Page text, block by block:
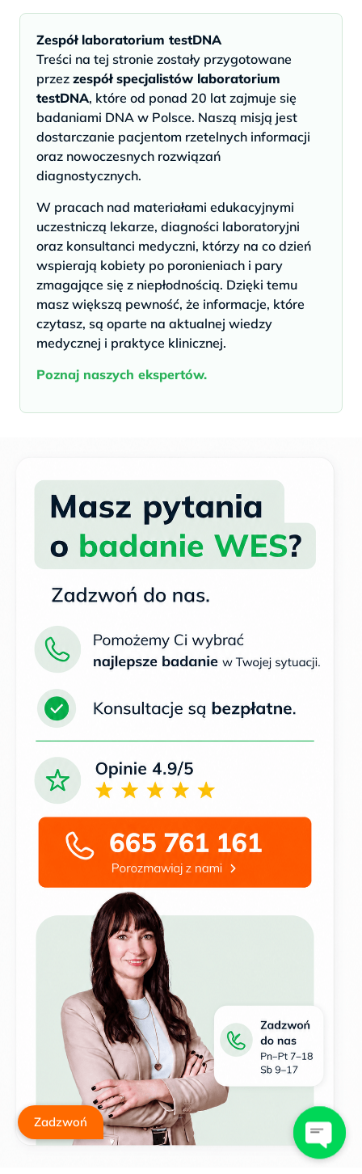
Zespół laboratorium testDNA
Treści na tej stronie zostały przygotowane
przez zespół specjalistów laboratorium
testDNA, które od ponad 20 lat zajmuje się
badaniami DNA w Polsce. Naszą misją jest
dostarczanie pacjentom rzetelnych informacji
oraz nowoczesnych rozwiązań
diagnostycznych.
W pracach nad materiałami edukacyjnymi
uczestniczą lekarze, diagności laboratoryjni
oraz konsultanci medyczni, którzy na co dzień
wspierają kobiety po poronieniach i pary
zmagające się z niepłodnością. Dzięki temu
masz większą pewność, że informacje, które
czytasz, są oparte na aktualnej wiedzy
medycznej i praktyce klinicznej.
Poznaj naszych ekspertów.
Zadzwoń